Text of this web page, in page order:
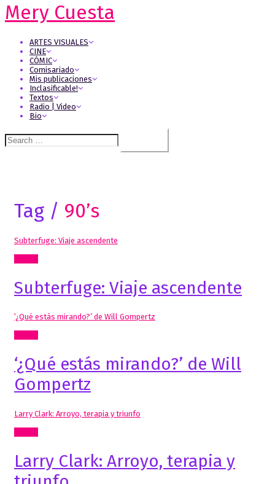
Mery Cuesta
ARTES VISUALES
CINE
CÓMIC
Comisariado
Mis publicaciones
Inclasificable!
Textos
Radio | Video
Bio
Search
for:
Tag / 90’s
Subterfuge: Viaje ascendente
Subterfuge: Viaje ascendente
‘¿Qué estás mirando?’ de Will Gompertz
‘¿Qué estás mirando?’ de Will
Gompertz
Larry Clark: Arroyo, terapia y triunfo
Larry Clark: Arroyo, terapia y